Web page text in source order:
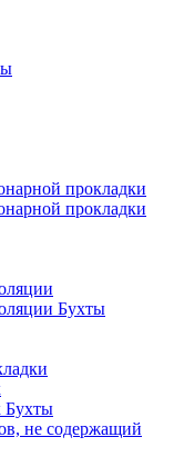
прокладки
прокладки
Бухты
Бухты
не содержащий